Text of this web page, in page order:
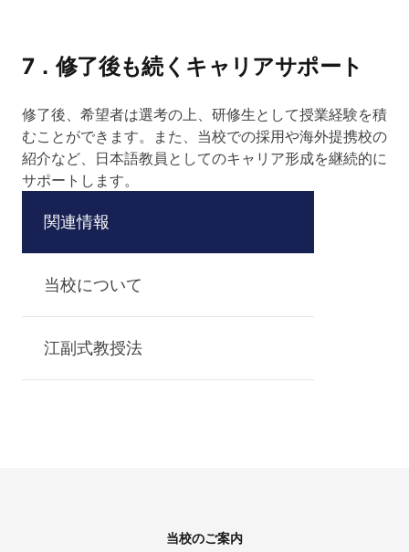
7．修了後も続くキャリアサポート
修了後、希望者は選考の上、研修生として授業経験を積
むことができます。また、当校での採用や海外提携校の
紹介など、日本語教員としてのキャリア形成を継続的に
サポートします。
関連情報
当校について
江副式教授法
当校のご案内